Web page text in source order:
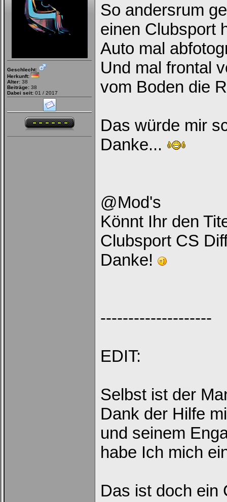
Passwort:
Bei jedem Besuch
automatisch einloggen.
Geschlecht:
Herkunft:
Alter: 38
Beiträge: 38
Dabei seit: 01 / 2017
So andersrum
einen Clubsport
Auto mal
Und mal frontal
vom Boden die
Das würde mir
Danke...
@Mod's
Könnt Ihr den
Clubsport CS
Danke!
--------------------
EDIT:
Selbst ist der
Dank der Hilfe
und seinem
habe Ich mich
Das ist doch ein